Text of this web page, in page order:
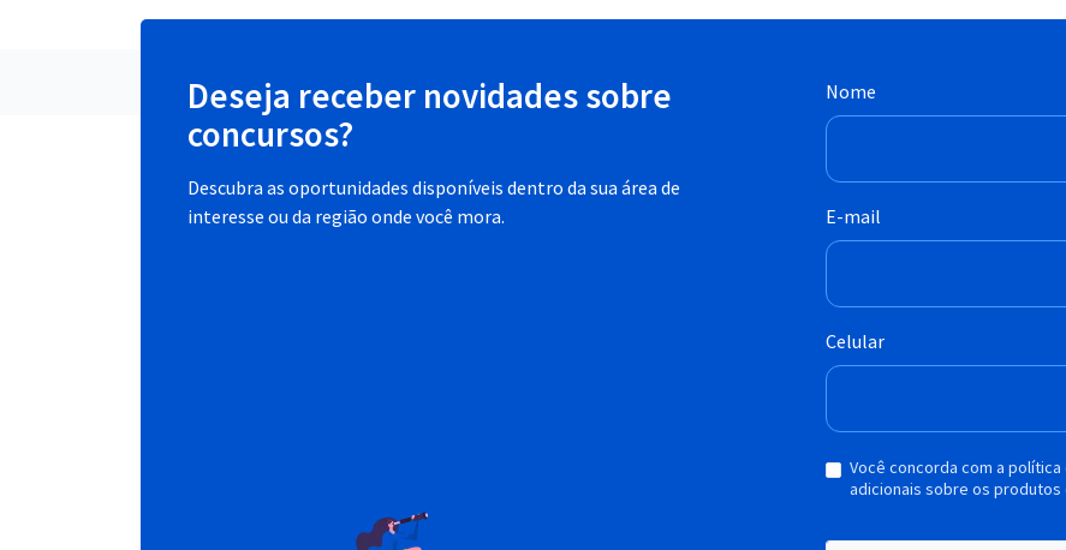
Deseja receber novidades sobre
concursos?
Descubra as oportunidades disponíveis dentro da sua área de
interesse ou da região onde você mora.
Nome
E-mail
Celular
Você concorda com a
adicionais sobre os produtos